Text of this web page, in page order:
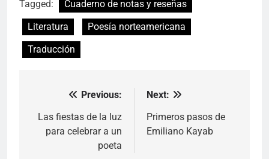
Tagged:
Cuaderno de notas y reseñas
Literatura
Poesía norteamericana
Traducción
Navegación
de
entradas
Previous:
Las fiestas de la luz
para celebrar a un
poeta
Next:
Primeros pasos de
Emiliano Kayab